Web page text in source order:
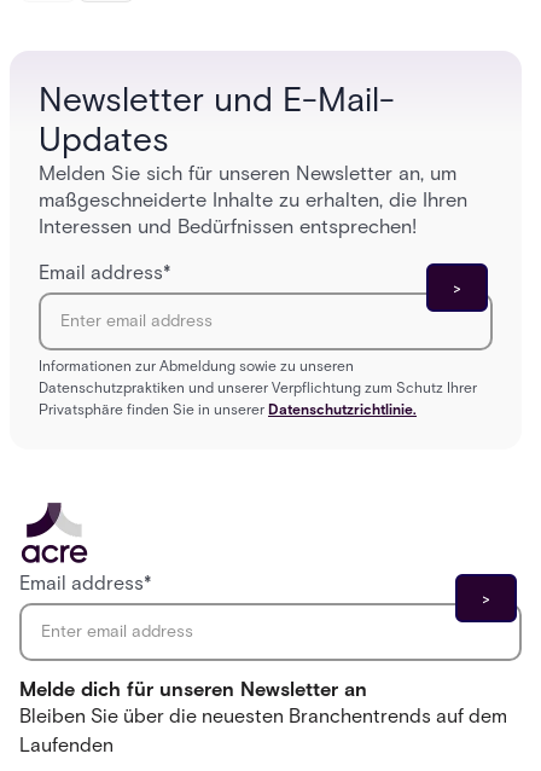
Newsletter und E-Mail-
Updates
Melden Sie sich für unseren Newsletter an, um
maßgeschneiderte Inhalte zu erhalten, die Ihren
Interessen und Bedürfnissen entsprechen!
Email address*
Informationen zur Abmeldung sowie zu unseren
Datenschutzpraktiken und unserer Verpflichtung zum Schutz Ihrer
Privatsphäre finden Sie in unserer Datenschutzrichtlinie.
Melde dich für unseren Newsletter an
Bleiben Sie über die neuesten Branchentrends auf dem
Laufenden
Email address*